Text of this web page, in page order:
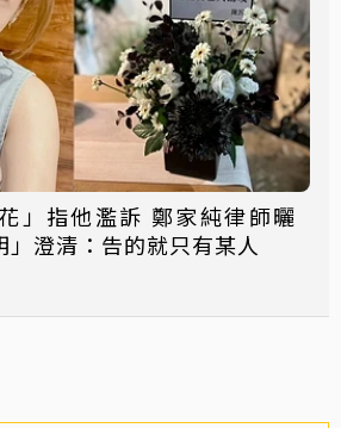
」指他濫訴 鄭家純律師曬
」澄清：告的就只有某人